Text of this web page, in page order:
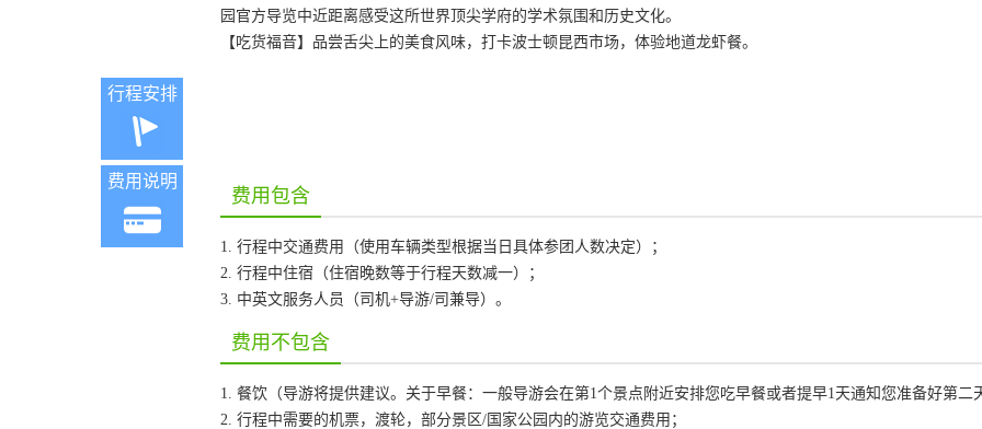
园官方导览中近距离感受这所世界顶尖学府的学术氛围和历史文化。
【吃货福音】品尝舌尖上的美食风味，打卡波士顿昆西市场，体验地道龙虾餐。
行程安排
费用说明
费用包含
1. 行程中交通费用（使用车辆类型根据当日具体参团人数决定）；
2. 行程中住宿（住宿晚数等于行程天数减一）；
3. 中英文服务人员（司机+导游/司兼导）。
费用不包含
1. 餐饮（导游将提供建议。关于早餐：一般导游会在第1个景点附近安排您吃早餐或者提早1天通知您准备好第二
2. 行程中需要的机票，渡轮，部分景区/国家公园内的游览交通费用；